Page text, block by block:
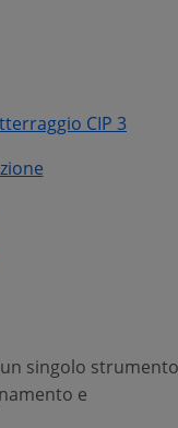
singolo strumento
e